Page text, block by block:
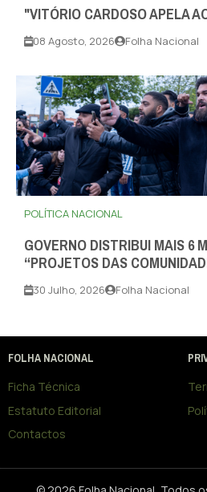
"VITÓRIO CARDOSO APELA
08 Agosto, 2026 Folha Nacional
POLÍTICA NACIONAL
GOVERNO DISTRIBUI MAIS 6
“PROJETOS DAS
30 Julho, 2026 Folha Nacional
FOLHA NACIONAL
Ficha Técnica
Estatuto Editorial
Contactos